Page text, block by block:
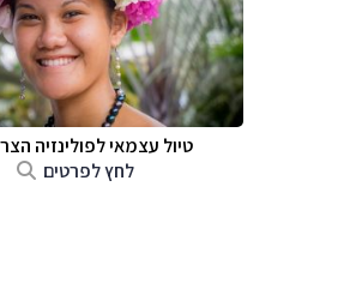
טיול עצמאי לפולינזיה
לחץ לפרטים